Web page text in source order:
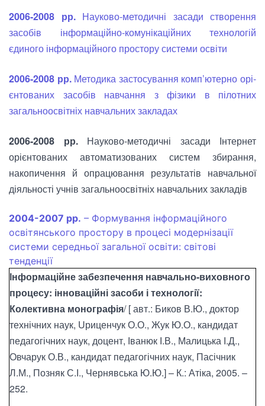
2006-2008 рр.Науково-методичні засади створення
засобів інформаційно-комунікаційних технологій
єдиного інформаційного простору системи освіти
2006-2008 рр.Методика застосуван­ня комп’ютерно орі­
єн­то­ваних засобів навчання з фізики в пілотних
загально­освіт­ніх навчальних закладах
2006-2008 рр.Науково-методичні засади Інтернет
орієнтованих автоматизованих систем збирання,
накопичення й опрацювання результатів навчальної
діяльності учнів загальноосвітніх навчальних закладів
2004-2007 рр. – Формування інформаційного
освітянського простору в процесі модернізації
системи середньої загальної освіти: світові
тенденції
Інформаційне забезпечення навчально-виховного
процесу: інноваційні засоби і технології:
Колективна монографія/ [ авт.: Биков В.Ю., доктор
технічних наук, Uриценчук О.О., Жук Ю.О., кандидат
педагогічних наук, доцент, Іванюк І.В., Малицька І.Д.,
Овчарук О.В., кандидат педагогічних наук, Пасічник
Л.М., Позняк С.І., Чернявська Ю.Ю.] – К.: Атіка, 2005. –
252.